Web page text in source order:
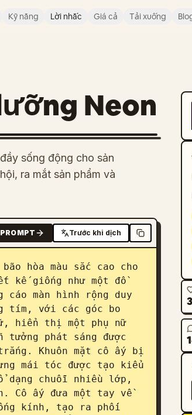
Kỹ năng Lời nhắc Giá cả Tải xuống
Neon
sống động cho sản
ra mắt sản phẩm và
Trước khi dịch
hòa màu sắc cao cho
kế giống như một đồ
màn hình rộng duy
tím, với các góc bo
hiển thị một phụ nữ
phát sáng được
Khuôn mặt cô ấy bị
mái tóc được tạo kiểu
dạng chuỗi nhiều lớp,
Cô ấy đưa một tay về
kính, tạo ra phối